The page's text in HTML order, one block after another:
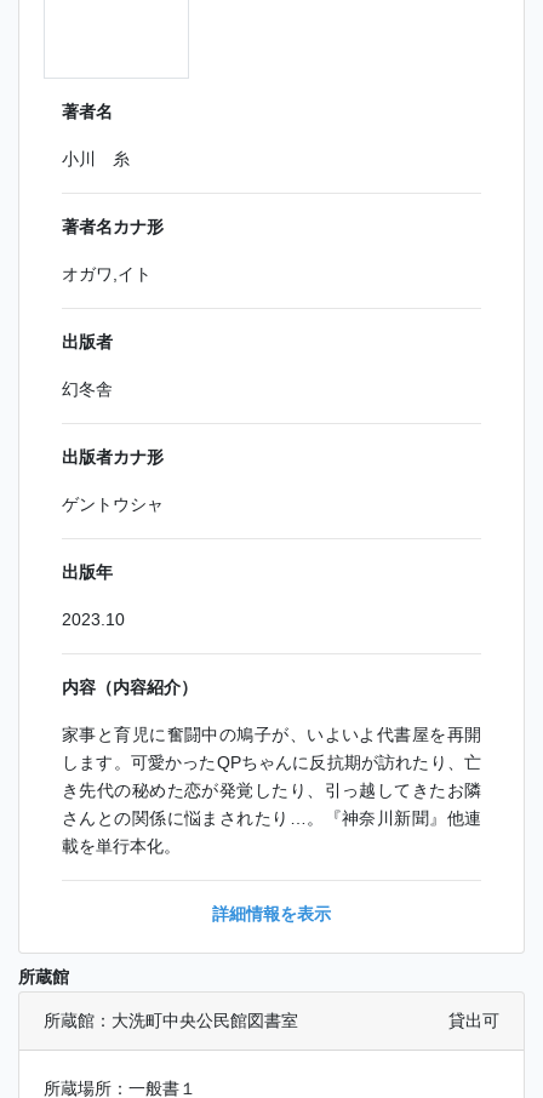
著者名
小川 糸
著者名カナ形
オガワ,イト
出版者
幻冬舎
出版者カナ形
ゲントウシャ
出版年
2023.10
内容（内容紹介）
家事と育児に奮闘中の鳩子が、いよいよ代書屋を再開
します。可愛かったQPちゃんに反抗期が訪れたり、亡
き先代の秘めた恋が発覚したり、引っ越してきたお隣
さんとの関係に悩まされたり…。『神奈川新聞』他連
載を単行本化。
詳細情報を表示
所蔵館
所蔵館：大洗町中央公民館図書室 貸出可
所蔵場所：一般書１